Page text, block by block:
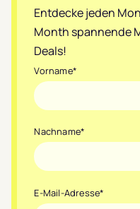
Entdecke jeden
Month spannende
Deals!
Vorname*
Nachname*
E-Mail-Adresse*